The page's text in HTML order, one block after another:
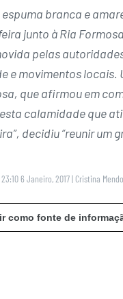
branca e
junto à Ria
pelas
e movimentos locais.
que afirmou em
calamidade que
decidiu “reunir um
23:10 6 Janeiro, 2017 | Cristina
como fonte de